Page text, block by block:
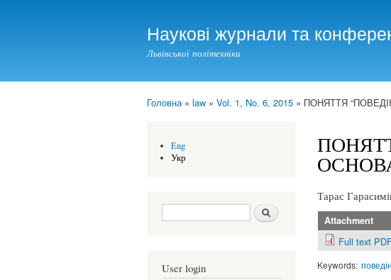
Наукові журнали та
Львівської політехніки
Головна» law » Vol. 1, No. 6, 2015 » ПОНЯТТЯ
Eng
Укр
Search form Шукати
User login
Тарас
Attachment
Full text
Keywords: